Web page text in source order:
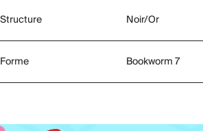
Structure Noir/Or
Forme Bookworm 7